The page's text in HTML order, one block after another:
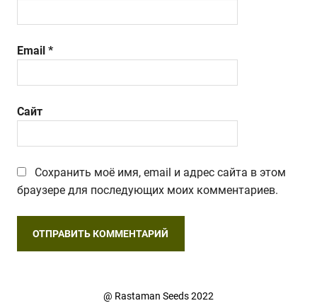
Email *
Сайт
Сохранить моё имя, email и адрес сайта в этом
браузере для последующих моих комментариев.
@ Rastaman Seeds2022